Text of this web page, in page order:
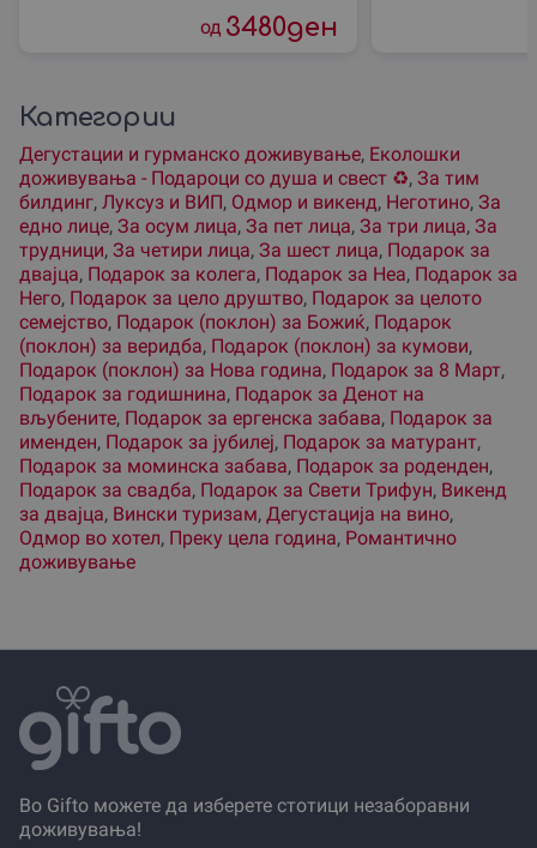
од 3480ден
Категории
Дегустации и гурманско доживување, Еколошки
доживувања - Подароци со душа и свест ♻️, За тим
билдинг, Луксуз и ВИП, Одмор и викенд, Неготино, За
едно лице, За осум лица, За пет лица, За три лица, За
трудници, За четири лица, За шест лица, Подарок за
двајца, Подарок за колега, Подарок за Неа, Подарок за
Него, Подарок за цело друштво, Подарок за целото
семејство, Подарок (поклон) за Божиќ, Подарок
(поклон) за веридба, Подарок (поклон) за кумови,
Подарок (поклон) за Нова година, Подарок за 8 Март,
Подарок за годишнина, Подарок за Денот на
вљубените, Подарок за ергенска забава, Подарок за
именден, Подарок за јубилеј, Подарок за матурант,
Подарок за моминска забава, Подарок за роденден,
Подарок за свадба, Подарок за Свети Трифун, Викенд
за двајца, Вински туризам, Дегустација на вино,
Одмор во хотел, Преку цела година, Романтично
доживување
Во Gifto можете да изберете стотици незаборавни
доживувања!